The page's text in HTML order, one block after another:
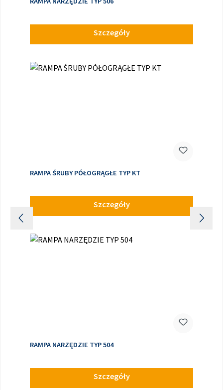
Szczegóły
RAMPA ŚRUBY PÓŁOGRĄGŁE TYP KT
Szczegóły
RAMPA NARZĘDZIE TYP 504
Szczegóły